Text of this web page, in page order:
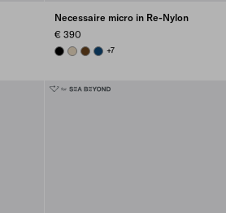
Necessaire micro in Re-Nylon
€ 390
BLACKDESERT BEIGE
BRANDY
BALTIC BLUE
+7